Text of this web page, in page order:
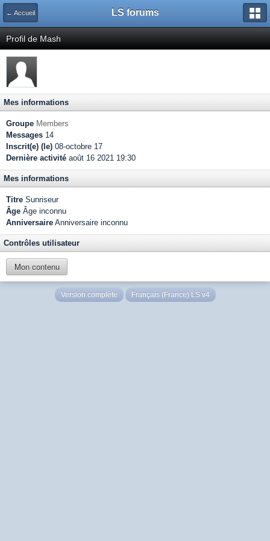
← Accueil LS forums
Profil de Mash
Mes informations
Groupe Members
Messages 14
Inscrit(e) (le) 08-octobre 17
Dernière activité août 16 2021 19:30
Mes informations
Titre Sunriseur
Âge Âge inconnu
Anniversaire Anniversaire inconnu
Contrôles utilisateur
Mon contenu
Version complète Français (France) LS v4